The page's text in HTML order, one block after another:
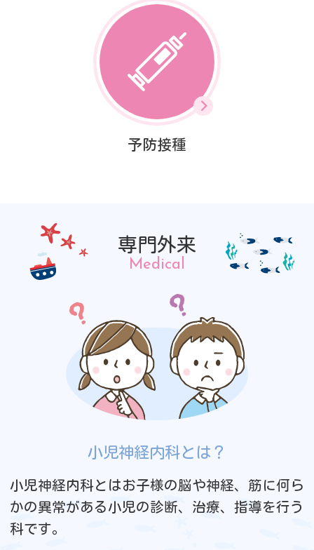
予防接種
専門外来
Medical
小児神経内科とは？
小児神経内科とはお子様の脳や神経、筋に何ら
かの異常がある小児の診断、治療、指導を行う
科です。